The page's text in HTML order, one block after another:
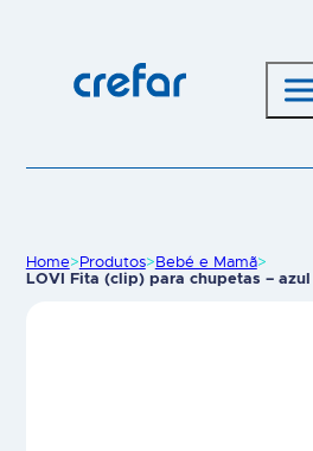
Home>Produtos>Bebé e Mamã>
LOVI Fita (clip) para chupetas – azul